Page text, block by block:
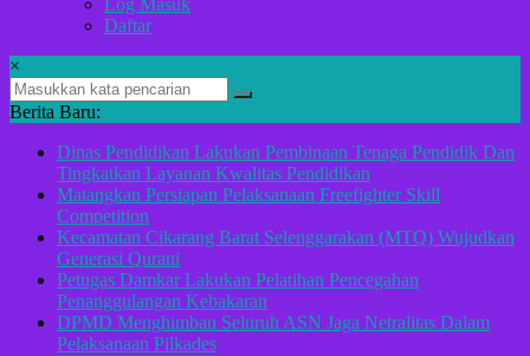
Log Masuk
Daftar
×
Berita Baru:
Dinas Pendidikan Lakukan Pembinaan Tenaga Pendidik Dan
Tingkatkan Layanan Kwalitas Pendidikan
Matangkan Persiapan Pelaksanaan Freefighter Skill
Competition
Kecamatan Cikarang Barat Selenggarakan (MTQ) Wujudkan
Generasi Qurani
Petugas Damkar Lakukan Pelatihan Pencegahan
Penanggulangan Kebakaran
DPMD Menghimbau Seluruh ASN Jaga Netralitas Dalam
Pelaksanaan Pilkades